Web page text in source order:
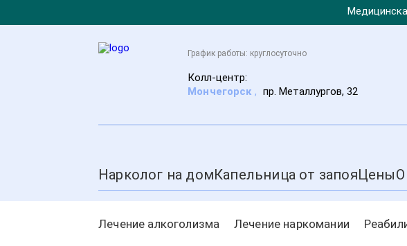
График работы: круглосуточно
Колл-центр:
Мончегорск , пр. Металлургов, 32
Нарколог на домКапельница от запояЦеныО
Лечение алкоголизма Лечение наркомании